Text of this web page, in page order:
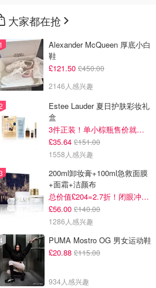
大家都在抢
Alexander McQueen 厚底小白
鞋
£121.50 £450.00
2146人感兴趣
Estee Lauder 夏日护肤彩妆礼
盒
3件正装！单小棕瓶售价就要£65！
£35.64 £151.00
1558人感兴趣
200ml卸妆膏+100ml急救面膜
+面霜+洁颜布
总价值£204=2.7折！闭眼冲这套！
£56.00 £140.00
1286人感兴趣
PUMA Mostro OG 男女运动鞋
£20.88 £115.00
934人感兴趣